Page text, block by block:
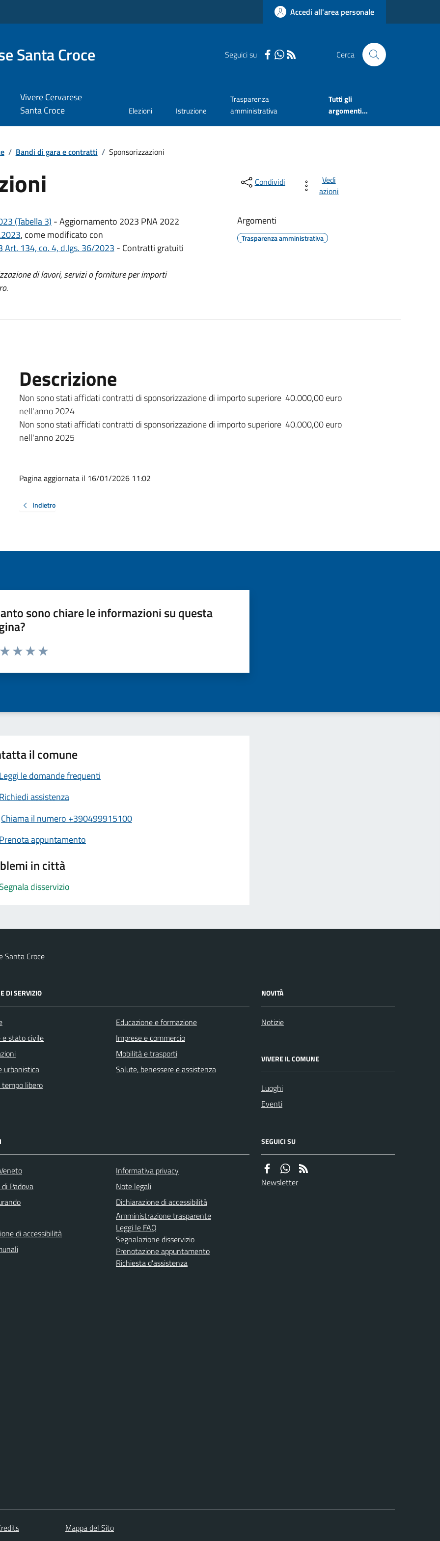
Accedi all'area personale
Santa Croce Seguici su Cerca
Vivere Cervarese
Santa Croce
Elezioni Istruzione
Trasparenza
amministrativa
Tutti gli
argomenti...
/ Bandi di gara e contratti / Sponsorizzazioni
(Tabella 3) - Aggiornamento 2023 PNA 2022
, come modificato con
Art. 134, co. 4, d.lgs. 36/2023 - Contratti gratuiti
di lavori, servizi o forniture per importi
Condividi
Vedi
azioni
Argomenti
Trasparenza amministrativa
Descrizione
Non sono stati affidati contratti di sponsorizzazione di importo superiore 40.000,00 euro
nell'anno 2024
Non sono stati affidati contratti di sponsorizzazione di importo superiore 40.000,00 euro
nell'anno 2025
Pagina aggiornata il 16/01/2026 11:02
Indietro
sono chiare le informazioni su questa
da 1 a 5 stelle la pagina
il comune
Leggi le domande frequenti
Richiedi assistenza
Chiama il numero +390499915100
Prenota appuntamento
in città
Segnala disservizio
Santa Croce
DI SERVIZIO
e stato civile
urbanistica
libero
Educazione e formazione
Imprese e commercio
Mobilità e trasporti
Salute, benessere e assistenza
NOVITÀ
Notizie
VIVERE IL COMUNE
Luoghi
Eventi
Padova
di accessibilità
Informativa privacy
Note legali
Dichiarazione di accessibilità
Amministrazione trasparente
Leggi le FAQ
Segnalazione disservizio
Prenotazione appuntamento
Richiesta d'assistenza
SEGUICI SU
Newsletter
Mappa del Sito